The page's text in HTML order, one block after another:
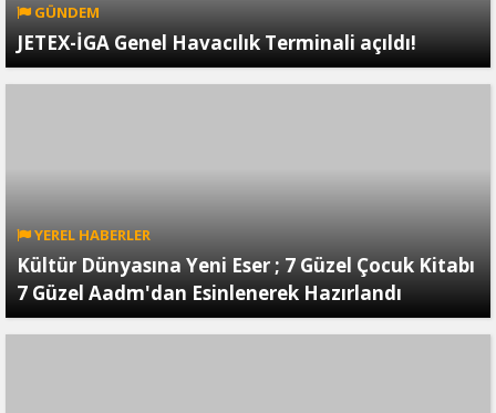
GÜNDEM
JETEX-İGA Genel Havacılık Terminali açıldı!
YEREL HABERLER
Kültür Dünyasına Yeni Eser ; 7 Güzel Çocuk Kitabı
7 Güzel Aadm'dan Esinlenerek Hazırlandı